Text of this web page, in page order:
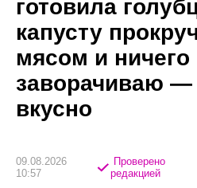
готовила
капусту
мясом и ничего
заворачиваю —
вкусно
09.08.2026
10:57
Проверено
редакцией